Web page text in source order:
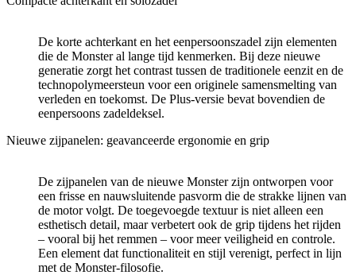
De korte achterkant en het eenpersoonszadel zijn elementen
die de Monster al lange tijd kenmerken. Bij deze nieuwe
generatie zorgt het contrast tussen de traditionele eenzit en de
technopolymeersteun voor een originele samensmelting van
verleden en toekomst. De Plus-versie bevat bovendien de
eenpersoons zadeldeksel.
Nieuwe zijpanelen: geavanceerde ergonomie en grip
De zijpanelen van de nieuwe Monster zijn ontworpen voor
een frisse en nauwsluitende pasvorm die de strakke lijnen van
de motor volgt. De toegevoegde textuur is niet alleen een
esthetisch detail, maar verbetert ook de grip tijdens het rijden
– vooral bij het remmen – voor meer veiligheid en controle.
Een element dat functionaliteit en stijl verenigt, perfect in lijn
met de Monster-filosofie.